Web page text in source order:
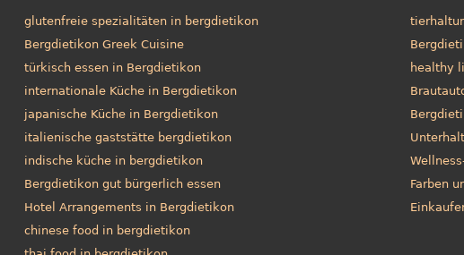
glutenfreie spezialitäten in bergdietikon
Bergdietikon Greek Cuisine
türkisch essen in Bergdietikon
internationale Küche in Bergdietikon
japanische Küche in Bergdietikon
italienische gaststätte bergdietikon
indische küche in bergdietikon
Bergdietikon gut bürgerlich essen
Hotel Arrangements in Bergdietikon
chinese food in bergdietikon
healthy
Farben